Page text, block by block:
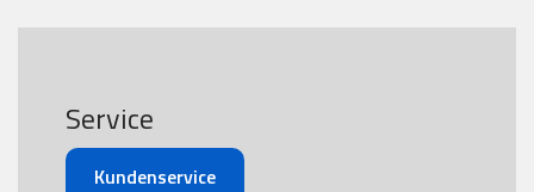
Service
Kundenservice